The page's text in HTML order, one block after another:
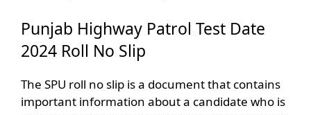
Punjab Highway Patrol Test Date
2024 Roll No Slip
The SPU roll no slip is a document that contains
important information about a candidate who is